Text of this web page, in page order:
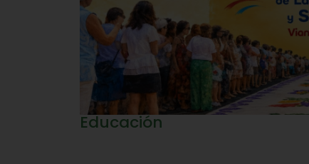
Educación